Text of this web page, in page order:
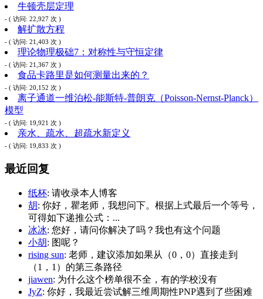
牛顿壳层定理
- ( 访问: 22,927 次 )
解扩散方程
- ( 访问: 21,403 次 )
理论物理极础7：对称性与守恒定律
- ( 访问: 21,367 次 )
食品卡路里是如何测量出来的？
- ( 访问: 20,152 次 )
离子通道一维泊松-能斯特-普朗克（Poisson-Nernst-Planck）
模型
- ( 访问: 19,921 次 )
亲水、疏水、超疏水新定义
- ( 访问: 19,833 次 )
最近回复
纸杯: 请收录本人博客
胡: 你好，瞿老师，我想问下。根据上式最后一个等号，
可得如下递推公式：...
冰冰: 您好，请问你解决了吗？我也有这个问题
小胡: 图呢？
rising sun: 老师，建议添加如果从（0，0）直接走到
（1，1）的第三条路径
jiawen: 为什么这个榜单很不全，有的学校没有
JyZ: 你好，我最近尝试解三维周期性PNP遇到了些困难